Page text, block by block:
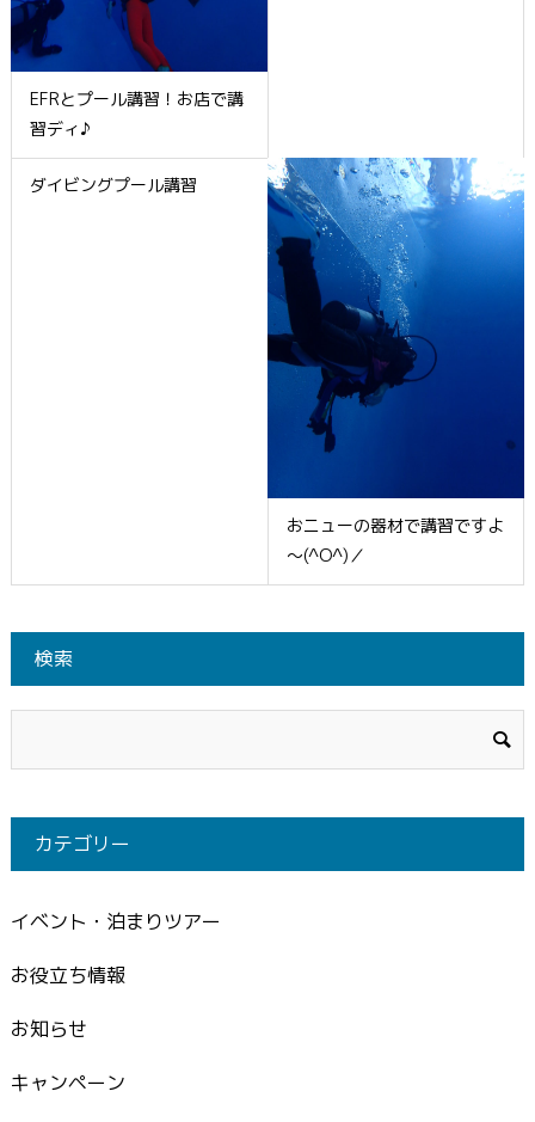
EFRとプール講習！お店で講
習ディ♪
ダイビングプール講習
おニューの器材で講習ですよ
～(^O^)／
検索
カテゴリー
イベント・泊まりツアー
お役立ち情報
お知らせ
キャンペーン